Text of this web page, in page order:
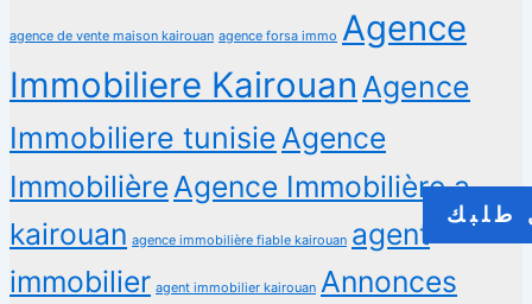
طلبك
agence de vente maison kairouan agence forsa immo Agence
Immobiliere Kairouan Agence
Immobiliere tunisie Agence
Immobilière Agence Immobilière a
kairouan agence immobilière fiable kairouan agent
immobilier agent immobilier kairouan Annonces